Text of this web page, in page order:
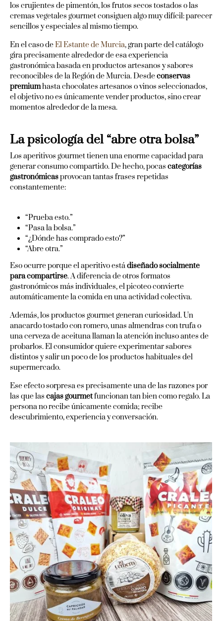
los crujientes de pimentón, los frutos secos tostados o las
cremas vegetales gourmet consiguen algo muy difícil: parecer
sencillos y especiales al mismo tiempo.
En el caso deEl Estante de Murcia, gran parte del catálogo
gira precisamente alrededor de esa experiencia
gastronómica basada en productos artesanos y sabores
reconocibles de la Región de Murcia. Desdeconservas
premiumhasta chocolates artesanos o vinos seleccionados,
el objetivo no es únicamente vender productos, sino crear
momentos alrededor de la mesa.
La psicología del “abre otra bolsa”
Los aperitivos gourmet tienen una enorme capacidad para
generar consumo compartido. De hecho, pocas categorías
gastronómicasprovocan tantas frases repetidas
constantemente:
“Prueba esto.”
“Pasa la bolsa.”
“¿Dónde has comprado esto?”
“Abre otra.”
Eso ocurre porque el aperitivo estádiseñado socialmente
para compartirse. A diferencia de otros formatos
gastronómicos más individuales, el picoteo convierte
automáticamente la comida en una actividad colectiva.
Además, los productos gourmet generan curiosidad. Un
anacardo tostado con romero, unas almendras con trufa o
una cerveza de aceituna llaman la atención incluso antes de
probarlos. El consumidor quiere experimentar sabores
distintos y salir un poco de los productos habituales del
supermercado.
Ese efecto sorpresa es precisamente una de las razones por
las que las cajas gourmetfuncionan tan bien como regalo. La
persona no recibe únicamente comida; recibe
descubrimiento, experiencia y conversación.